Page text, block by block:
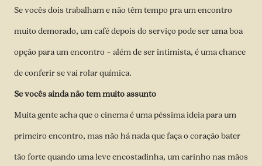
Se vocês dois trabalham e não têm tempo pra um encontro
muito demorado, um café depois do serviço pode ser uma boa
opção para um encontro – além de ser intimista, é uma chance
de conferir se vai rolar química.
Se vocês ainda não tem muito assunto
Muita gente acha que o cinema é uma péssima ideia para um
primeiro encontro, mas não há nada que faça o coração bater
tão forte quando uma leve encostadinha, um carinho nas mãos